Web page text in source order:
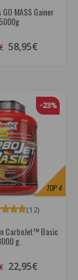
MASS Gainer
5000g
58,95€
TOP4
-23%
CarboJet™ Basic
g.
(12)
22,95€